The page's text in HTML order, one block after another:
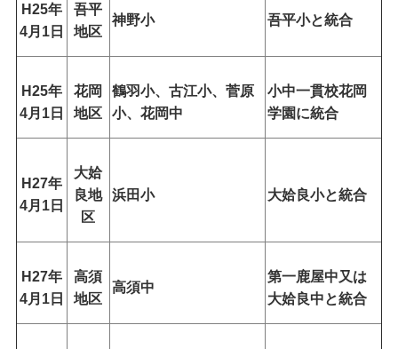
H25年
4月1日
吾平
地区
神野小 吾平小と統合
H25年
4月1日
花岡
地区
鶴羽小、古江小、菅原
小、花岡中
小中一貫校花岡
学園に統合
H27年
4月1日
大姶
良地
区
浜田小 大姶良小と統合
H27年
4月1日
高須
地区
高須中
第一鹿屋中又は
大姶良中と統合